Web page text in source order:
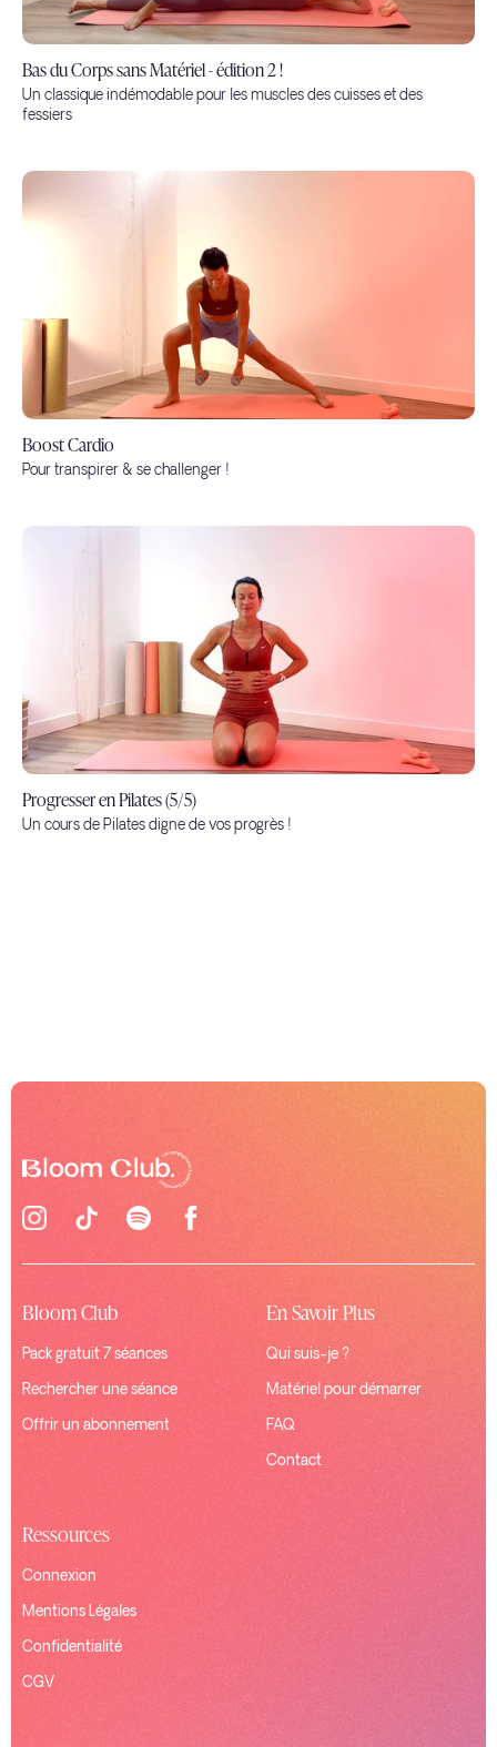
Bas du Corps sans Matériel - édition 2 !
Un classique indémodable pour les muscles des cuisses et des
fessiers
Boost Cardio
Pour transpirer & se challenger !
Progresser en Pilates (5/5)
Un cours de Pilates digne de vos progrès !
Bloom Club
Pack gratuit 7 séances
Rechercher une séance
Offrir un abonnement
En Savoir Plus
Qui suis-je ?
Matériel pour démarrer
FAQ
Contact
Ressources
Connexion
Mentions Légales
Confidentialité
CGV